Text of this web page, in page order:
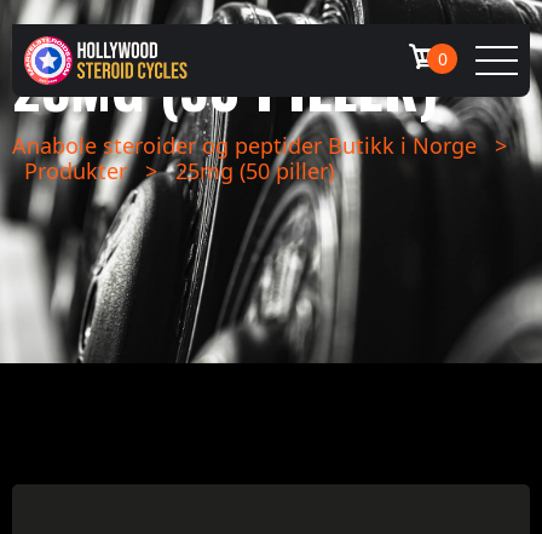
0
25MG (50 PILLER)
Anabole steroider og peptider Butikk i Norge
>
Produkter
> 25mg (50 piller)